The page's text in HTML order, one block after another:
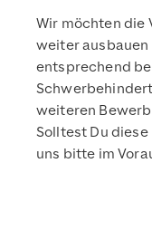
Wir möchten die
weiter ausbauen
entsprechend
weiteren
Solltest Du
uns bitte im